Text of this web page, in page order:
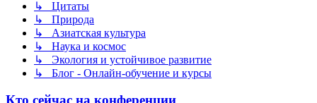
↳ Цитаты
↳ Природа
↳ Азиатская культура
↳ Наука и космос
↳ Экология и устойчивое развитие
↳ Блог - Онлайн-обучение и курсы